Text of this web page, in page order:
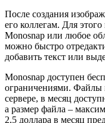
После создания
его коллегам. Для
Monosnap или любое
можно быстро
добавить текст или
Monosnap доступен
ограничениями. Файлы
сервере, в месяц
а размер файла –
2,5 доллара в месяц